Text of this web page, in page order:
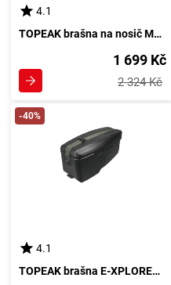
4.1
TOPEAK brašna na nosič MTX TRUNK DRYBAG černá
1 699 Kč
2 324 Kč
-40%
4.1
TOPEAK brašna E-XPLORER TRUNKBOX